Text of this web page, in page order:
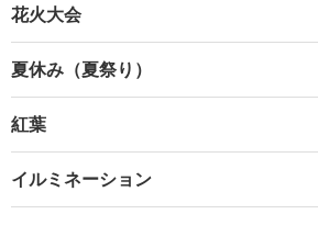
花火大会
夏休み（夏祭り）
紅葉
イルミネーション